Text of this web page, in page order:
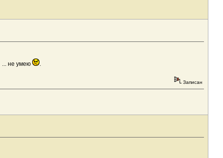
... не умею .
Записан